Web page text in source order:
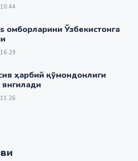
омборларини Ўзбекистонга
ҳарбий қўмондонлиги